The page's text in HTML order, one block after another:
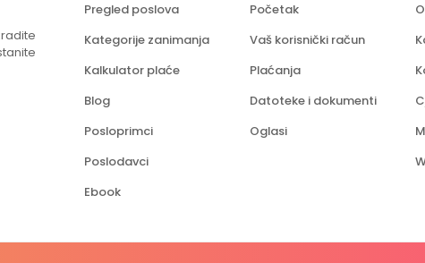
Pregled poslova
Kategorije zanimanja
Kalkulator plaće
Blog
Posloprimci
Poslodavci
Ebook
Početak
Vaš korisnički račun
Plaćanja
Datoteke i dokumenti
Oglasi